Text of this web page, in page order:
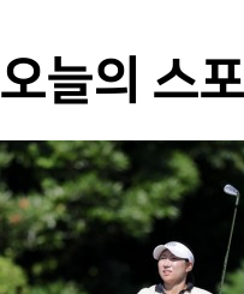
오늘의 스